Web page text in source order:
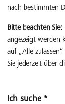
nach bestimmten
Bitte beachten Sie:
angezeigt werden
auf „Alle
Sie jederzeit über
Ich suche *